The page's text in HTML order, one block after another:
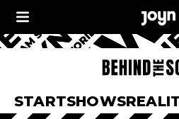
STARTSHOWS